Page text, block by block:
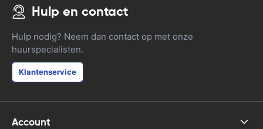
Hulp en contact
Hulp nodig? Neem dan contact op met onze
huurspecialisten.
Klantenservice
Account